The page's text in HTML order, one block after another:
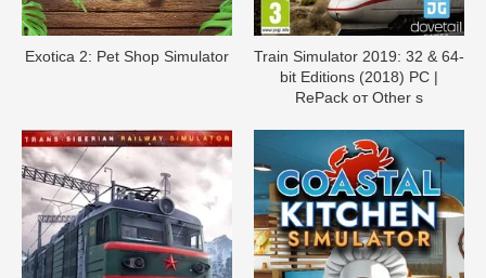
Exotica 2: Pet Shop Simulator
Train Simulator 2019: 32 & 64-
bit Editions (2018) PC |
RePack от Other s